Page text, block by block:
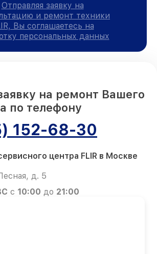
Отправляя заявку на
и ремонт техники
Вы соглашаетесь на
персональных данных
на ремонт Вашего
по телефону
152-68-30
центра FLIR в Москве
д. 5
с 10:00 до 21:00